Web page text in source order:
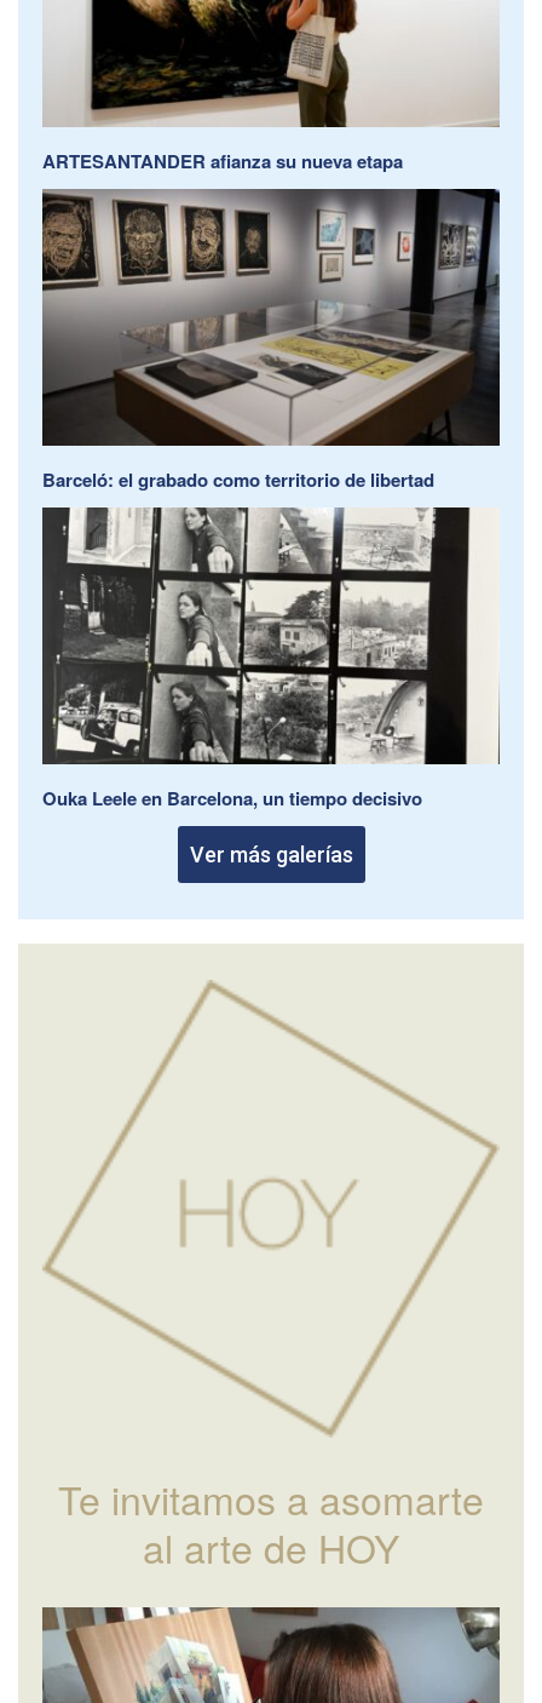
ARTESANTANDER afianza su nueva etapa
Barceló: el grabado como territorio de libertad
Ouka Leele en Barcelona, un tiempo decisivo
Ver más galerías
Te invitamos a asomarte
al arte de HOY